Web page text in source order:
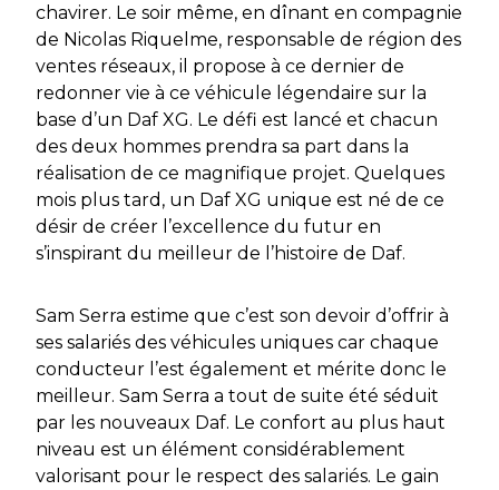
chavirer. Le soir même, en dînant en compagnie
de Nicolas Riquelme, responsable de région des
ventes réseaux, il propose à ce dernier de
redonner vie à ce véhicule légendaire sur la
base d’un Daf XG. Le défi est lancé et chacun
des deux hommes prendra sa part dans la
réalisation de ce magnifique projet. Quelques
mois plus tard, un Daf XG unique est né de ce
désir de créer l’excellence du futur en
s’inspirant du meilleur de l’histoire de Daf.
Sam Serra estime que c’est son devoir d’offrir à
ses salariés des véhicules uniques car chaque
conducteur l’est également et mérite donc le
meilleur. Sam Serra a tout de suite été séduit
par les nouveaux Daf. Le confort au plus haut
niveau est un élément considérablement
valorisant pour le respect des salariés. Le gain